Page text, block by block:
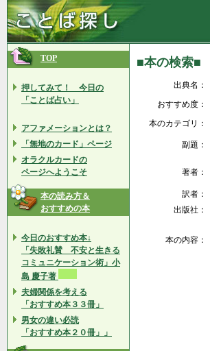
TOP
押してみて！ 今日の
「ことば占い」
アファメーションとは？
「無地のカード」ページ
オラクルカードの
ページへようこそ
本の読み方＆
おすすめの本
今日のおすすめ本↓
「失敗礼賛 不安と生きる
コミュニケーション術」小
島 慶子著
夫婦関係を考える
「おすすめ本３３冊」
男女の違い必読
「おすすめ本２０冊」」
■本の検索■
出典名：
おすすめ度：
本のカテゴリ：
副題：
著者：
訳者：
出版社：
本の内容：